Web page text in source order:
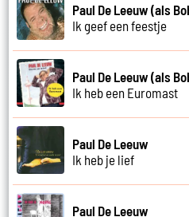
Paul De Leeuw (als
Ik geef een feestje
Paul De Leeuw (als
Ik heb een Euromast
Paul De Leeuw
Ik heb je lief
Paul De Leeuw